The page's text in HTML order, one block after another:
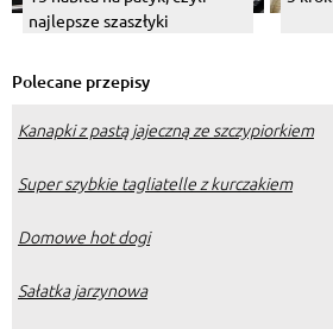
najlepsze szaszłyki
Polecane przepisy
Kanapki z pastą jajeczną ze szczypiorkiem
Super szybkie tagliatelle z kurczakiem
Domowe hot dogi
Sałatka jarzynowa